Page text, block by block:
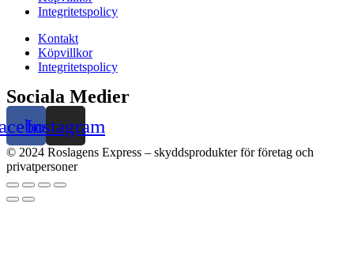
Integritetspolicy
Kontakt
Köpvillkor
Integritetspolicy
Sociala Medier
Instagram
© 2024 Roslagens Express – skyddsprodukter för företag och
privatpersoner